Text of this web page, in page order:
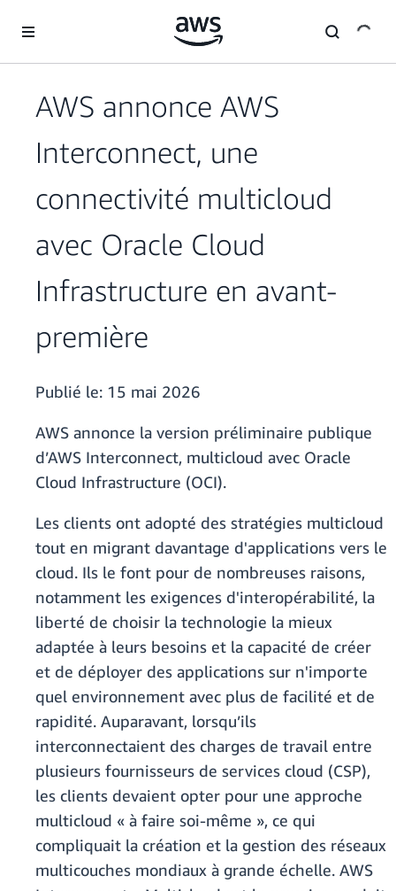
AWS annonce AWS
Interconnect, une
connectivité multicloud
avec Oracle Cloud
Infrastructure en avant-
première
Publié le: 15 mai 2026
AWS annonce la version préliminaire publique
d’AWS Interconnect, multicloud avec Oracle
Cloud Infrastructure (OCI).
Les clients ont adopté des stratégies multicloud
tout en migrant davantage d'applications vers le
cloud. Ils le font pour de nombreuses raisons,
notamment les exigences d'interopérabilité, la
liberté de choisir la technologie la mieux
adaptée à leurs besoins et la capacité de créer
et de déployer des applications sur n'importe
quel environnement avec plus de facilité et de
rapidité. Auparavant, lorsqu’ils
interconnectaient des charges de travail entre
plusieurs fournisseurs de services cloud (CSP),
les clients devaient opter pour une approche
multicloud « à faire soi-même », ce qui
compliquait la création et la gestion des réseaux
multicouches mondiaux à grande échelle. AWS